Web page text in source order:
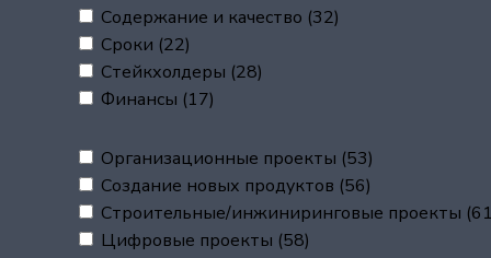
Содержание и качество (32)
Сроки (22)
Стейкхолдеры (28)
Финансы (17)
Организационные проекты (53)
Создание новых продуктов (56)
Строительные/инжиниринговые проекты
Цифровые проекты (58)